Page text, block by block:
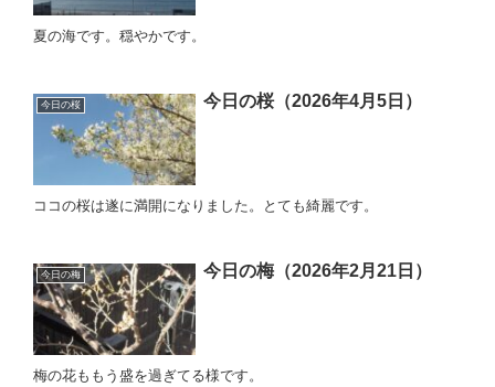
夏の海です。穏やかです。
今日の桜 今日の桜（2026年4月5日）
ココの桜は遂に満開になりました。とても綺麗です。
今日の梅 今日の梅（2026年2月21日）
梅の花ももう盛を過ぎてる様です。